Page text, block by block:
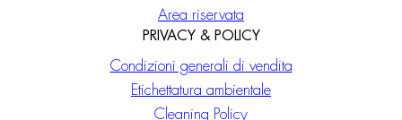
Area riservata
PRIVACY & POLICY
Condizioni generali di vendita
Etichettatura ambientale
Cleaning Policy